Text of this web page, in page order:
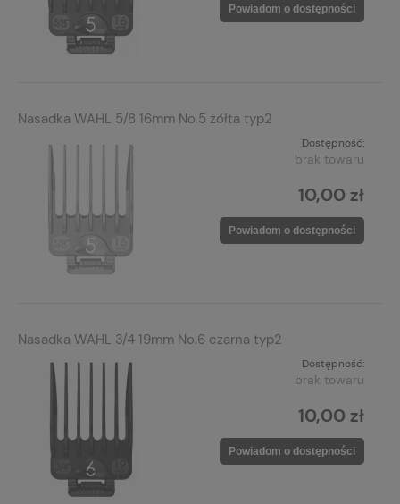
Powiadom o dostępności
Nasadka WAHL 5/8 16mm No.5 żółta typ2
Dostępność:
brak towaru
10,00 zł
Powiadom o dostępności
Nasadka WAHL 3/4 19mm No.6 czarna typ2
Dostępność:
brak towaru
10,00 zł
Powiadom o dostępności